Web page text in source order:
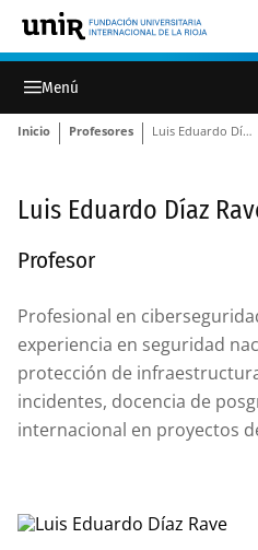
Inicio Profesores Luis Eduardo Díaz Rave
Luis Eduardo Díaz
Profesor
Profesional en
experiencia en seguridad
protección de
incidentes, docencia de
internacional en proyectos